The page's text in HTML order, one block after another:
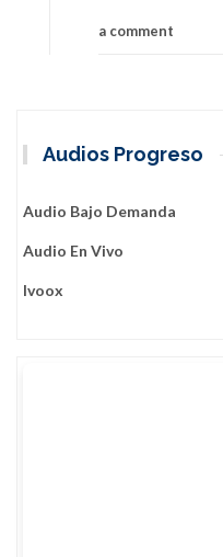
a comment
de
entradas
Audios Progreso
Audio Bajo Demanda
Audio En Vivo
Ivoox